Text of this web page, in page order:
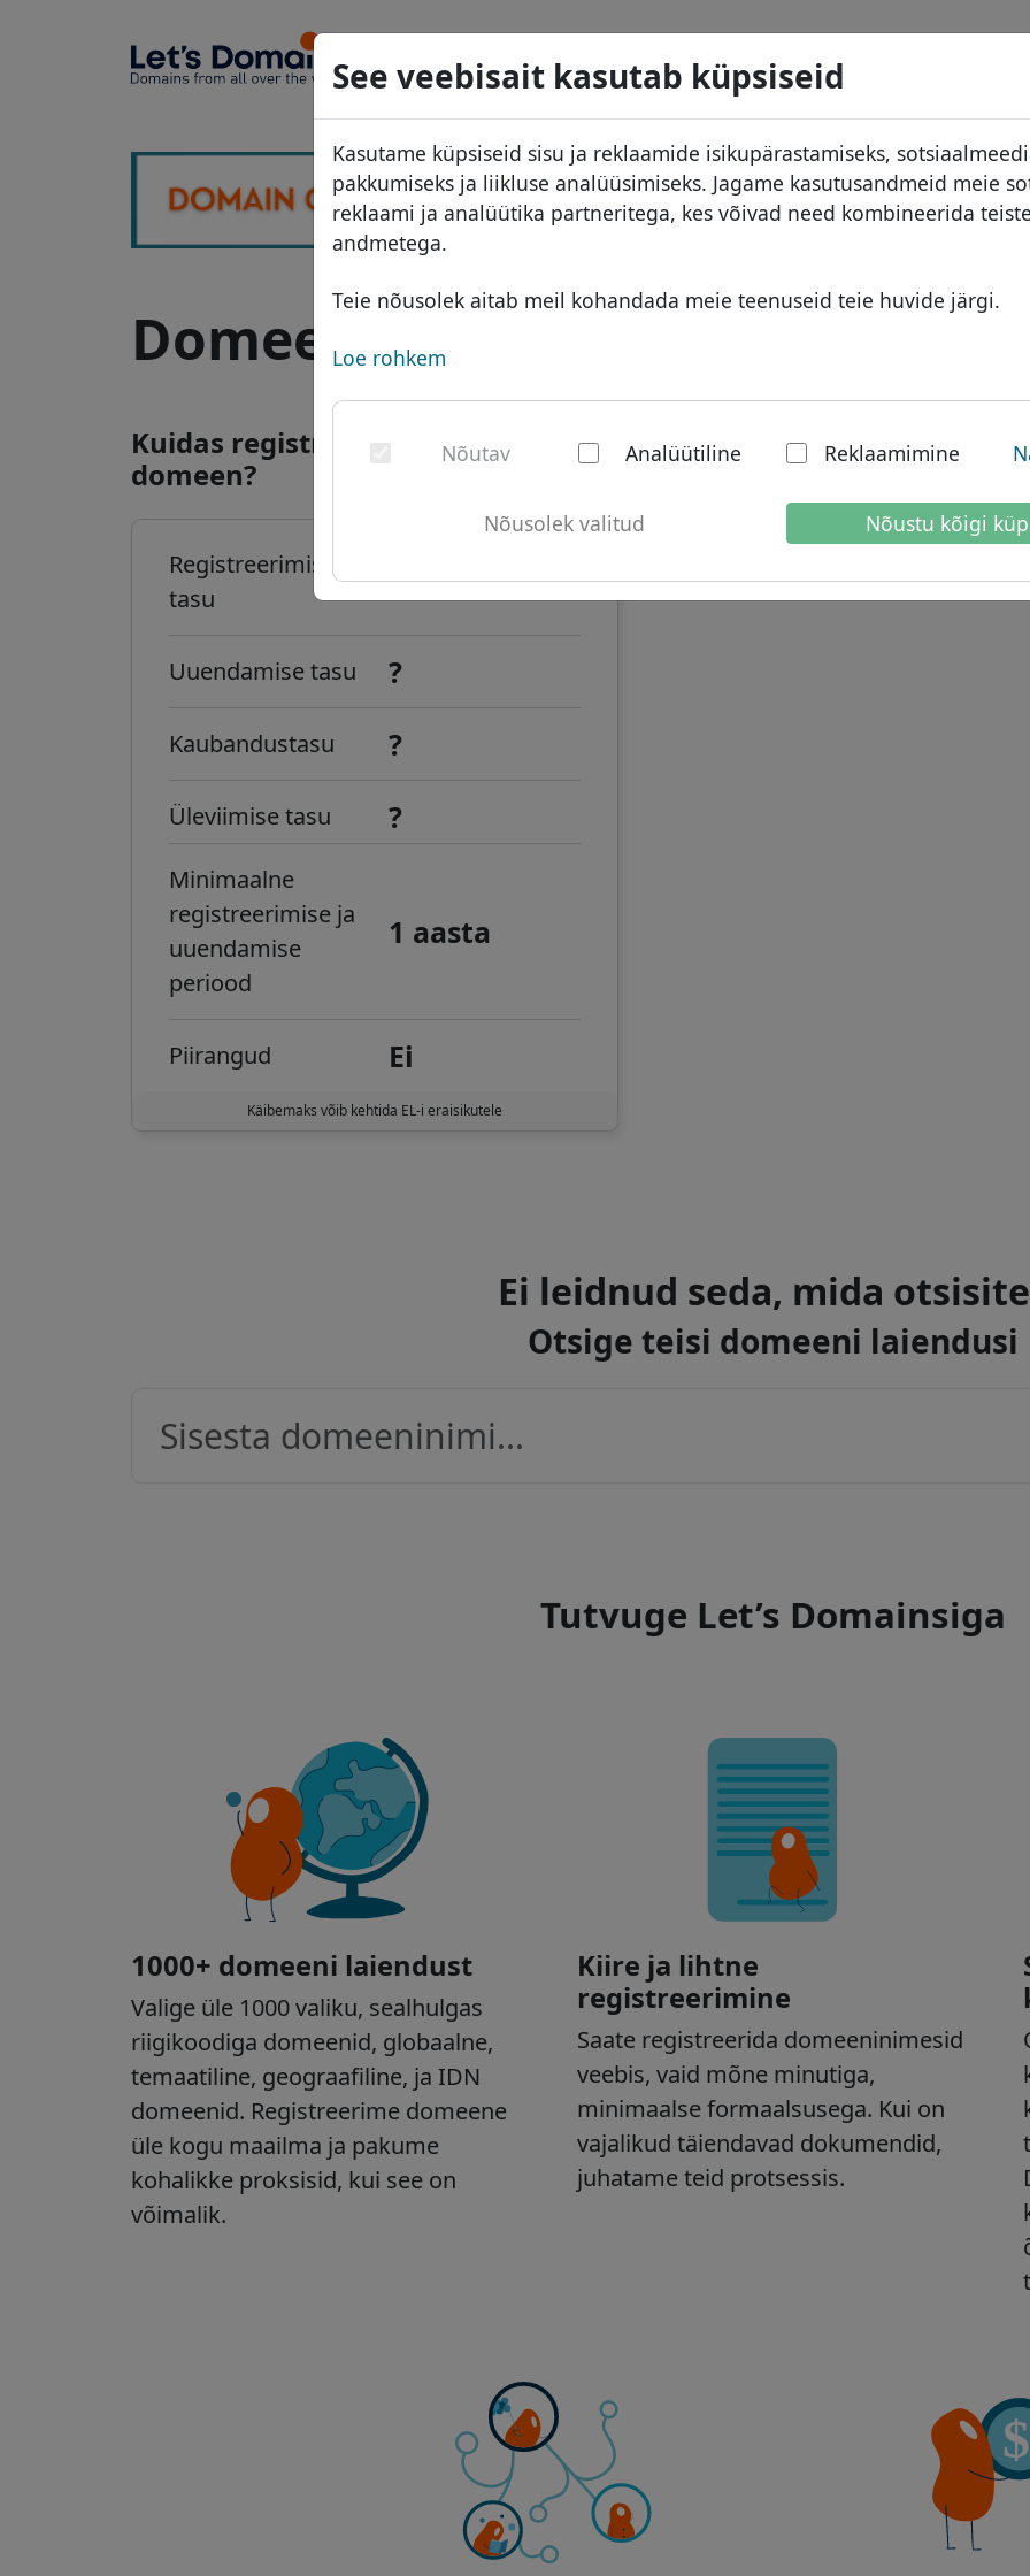
See veebisait kasutab küpsiseid
Kasutame küpsiseid sisu ja reklaamide isikupärastamiseks,
pakkumiseks ja liikluse analüüsimiseks. Jagame kasutusandmeid meie
reklaami ja analüütika partneritega, kes võivad need kombineerida
andmetega.
Teie nõusolek aitab meil kohandada meie teenuseid teie huvide järgi.
Loe rohkem
Nõutav Analüütiline Reklaamimine
Nõusolek valitud Nõustu kõigi
Domeenid
Domeeni andmebaas
Aafrika domeenid
Aasia domeenid
Euroopa domeenid
Põhja-Ameerika domeenid
Hinnakiri
Soodustused
Üleandmine
Otsi
Teenused
ID Protect
DNS majutus
WHOIS
Domeeni KKK
Domeen .gb - riiklik domeen:
Kuidas registreerida .gb interneti
domeen?
Registreerimise
tasu
?
Uuendamise tasu ?
Kaubandustasu ?
Üleviimise tasu ?
Minimaalne
registreerimise ja
uuendamise
periood
1 aasta
Piirangud Ei
Käibemaks võib kehtida EL-i eraisikutele
Miks peaksin
Domeen ei ole kasutuses. Selle
Ei leidnud seda, mida
Otsige teisi domeeni laiendusi